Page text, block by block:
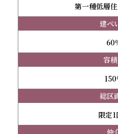
第一種低層
建ぺ
60
容
150
総区
限定
仲